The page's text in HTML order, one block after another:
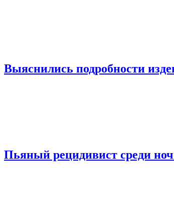
Выяснились подробности
Пьяный рецидивист среди